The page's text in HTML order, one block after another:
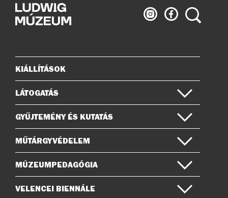
Ludwig
Múzeum
Ludwig
Múzeum
Keresés
Oldaltérkép
KIÁLLÍTÁSOK
LÁTOGATÁS
GYŰJTEMÉNY ÉS KUTATÁS
MŰTÁRGYVÉDELEM
MÚZEUMPEDAGÓGIA
VELENCEI BIENNÁLE